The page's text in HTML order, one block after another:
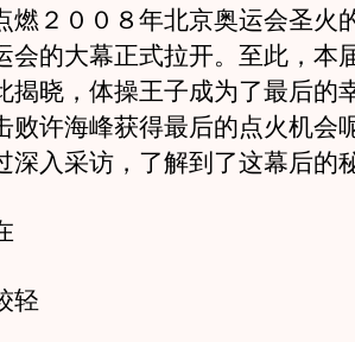
燃２００８年北京奥运会圣火
会的大幕正式拉开。至此，本
揭晓，体操王子成为了最后的
败许海峰获得最后的点火机会
深入采访，了解到了这幕后的
轻